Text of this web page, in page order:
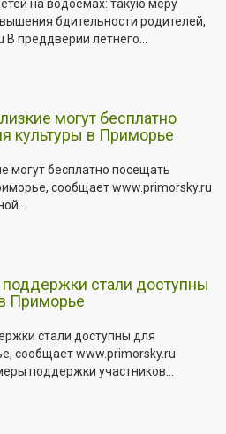
на водоёмах: такую меру
бдительности родителей,
преддверии летнего...
могут бесплатно
культуры в Приморье
могут бесплатно посещать
сообщает www.primorsky.ru
стали доступны
Приморье
стали доступны для
сообщает www.primorsky.ru
поддержки участников...